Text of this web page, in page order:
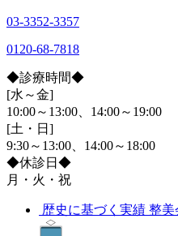
03-3352-3357
0120-68-7818
◆診療時間◆
[水～金]
10:00～13:00、14:00～19:00
[土・日]
9:30～13:00、14:00～18:00
◆休診日◆
月・火・祝
歴史に基づく実績 整美